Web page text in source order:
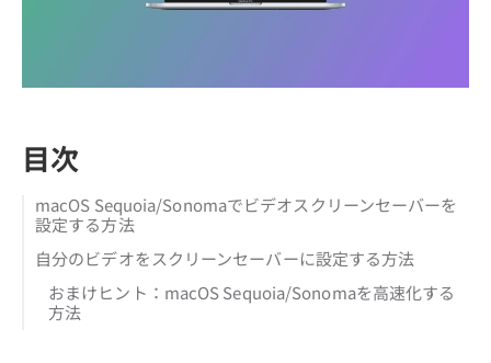
目次
macOS Sequoia/Sonomaでビデオスクリーンセーバーを
設定する方法
自分のビデオをスクリーンセーバーに設定する方法
おまけヒント：macOS Sequoia/Sonomaを高速化する
方法